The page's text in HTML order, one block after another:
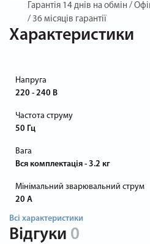
Гарантія 14 днів на обмін /
/ 36 місяців гарантії
Характеристики
Напруга
220 - 240 В
Частота струму
50 Гц
Вага
Вся комплектація - 3.2 кг
Мінімальний зварювальний струм
20 А
Всі характеристики
Відгуки 0